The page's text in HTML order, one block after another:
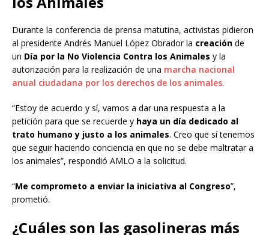
Durante la conferencia de prensa matutina, activistas pidieron
al presidente Andrés Manuel López Obrador la creación de
un Día por la No Violencia Contra los Animales y la
autorización para la realización de una marcha nacional
anual ciudadana por los derechos de los animales.
“Estoy de acuerdo y sí, vamos a dar una respuesta a la
petición para que se recuerde y haya un día dedicado al
trato humano y justo a los animales. Creo que sí tenemos
que seguir haciendo conciencia en que no se debe maltratar a
los animales”, respondió AMLO a la solicitud.
“Me comprometo a enviar la iniciativa al Congreso”,
prometió.
¿Cuáles son las gasolineras más